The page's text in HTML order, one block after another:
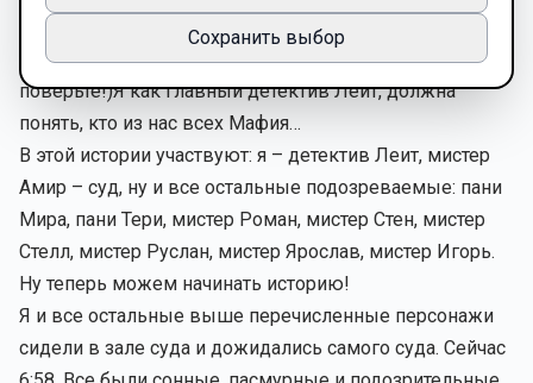
Утро. Пасмурно. Ветер. И конечно в такие дни
происходят все преступления! (Без этого никак! Уж
поверьте!)Я как главный детектив Леит, должна
понять, кто из нас всех Мафия…
В этой истории участвуют: я – детектив Леит, мистер
Амир – суд, ну и все остальные подозреваемые: пани
Мира, пани Тери, мистер Роман, мистер Стен, мистер
Стелл, мистер Руслан, мистер Ярослав, мистер Игорь.
Ну теперь можем начинать историю!
Я и все остальные выше перечисленные персонажи
сидели в зале суда и дожидались самого суда. Сейчас
Сохранить выбор